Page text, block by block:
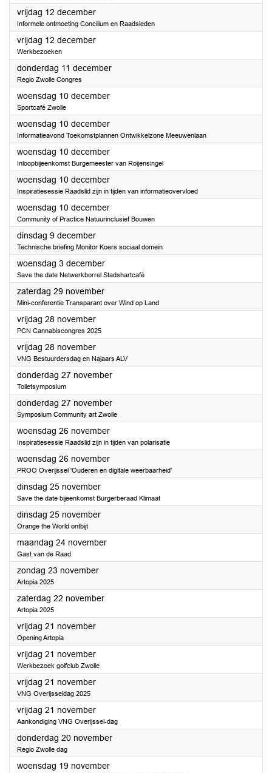
vrijdag 12 december2025
Informele ontmoeting Concilium en Raadsleden
vrijdag 12 december2025
Werkbezoeken
donderdag 11 december2025
Regio Zwolle Congres
woensdag 10 december2025
Sportcafé Zwolle
woensdag 10 december2025
Informatieavond Toekomstplannen Ontwikkelzone Meeuwenlaan
woensdag 10 december2025
Inloopbijeenkomst Burgemeester van Roijensingel
woensdag 10 december2025
Inspiratiesessie Raadslid zijn in tijden van informatieovervloed
woensdag 10 december2025
Community of Practice Natuurinclusief Bouwen
dinsdag 9 december2025
Technische briefing Monitor Koers sociaal domein
woensdag 3 december2025
Save the date Netwerkborrel Stadshartcafé
zaterdag 29 november2025
Mini-conferentie Transparant over Wind op Land
vrijdag 28 november2025
PCN Cannabiscongres 2025
vrijdag 28 november2025
VNG Bestuurdersdag en Najaars ALV
donderdag 27 november2025
Toiletsymposium
donderdag 27 november2025
Symposium Community art Zwolle
woensdag 26 november2025
Inspiratiesessie Raadslid zijn in tijden van polarisatie
woensdag 26 november2025
PROO Overijssel 'Ouderen en digitale weerbaarheid'
dinsdag 25 november2025
Save the date bijeenkomst Burgerberaad Klimaat
dinsdag 25 november2025
Orange the World ontbijt
maandag 24 november2025
Gast van de Raad
zondag 23 november2025
Artopia 2025
zaterdag 22 november2025
Artopia 2025
vrijdag 21 november2025
Opening Artopia
vrijdag 21 november2025
Werkbezoek golfclub Zwolle
vrijdag 21 november2025
VNG Overijsseldag 2025
vrijdag 21 november2025
Aankondiging VNG Overijssel-dag
donderdag 20 november2025
Regio Zwolle dag
woensdag 19 november2025